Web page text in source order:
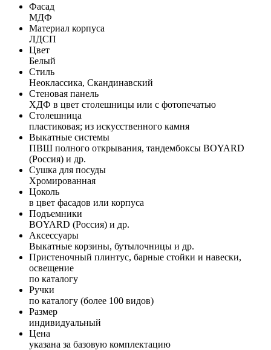
Фасад
МДФ
Материал корпуса
ЛДСП
Цвет
Белый
Стиль
Неоклассика, Скандинавский
Стеновая панель
ХДФ в цвет столешницы или с фотопечатью
Столешница
пластиковая; из искусственного камня
Выкатные системы
ПВШ полного открывания, тандембоксы BOYARD
(Россия) и др.
Сушка для посуды
Хромированная
Цоколь
в цвет фасадов или корпуса
Подъемники
BOYARD (Россия) и др.
Аксессуары
Выкатные корзины, бутылочницы и др.
Пристеночный плинтус, барные стойки и навески,
освещение
по каталогу
Ручки
по каталогу (более 100 видов)
Размер
индивидуальный
Цена
указана за базовую комплектацию